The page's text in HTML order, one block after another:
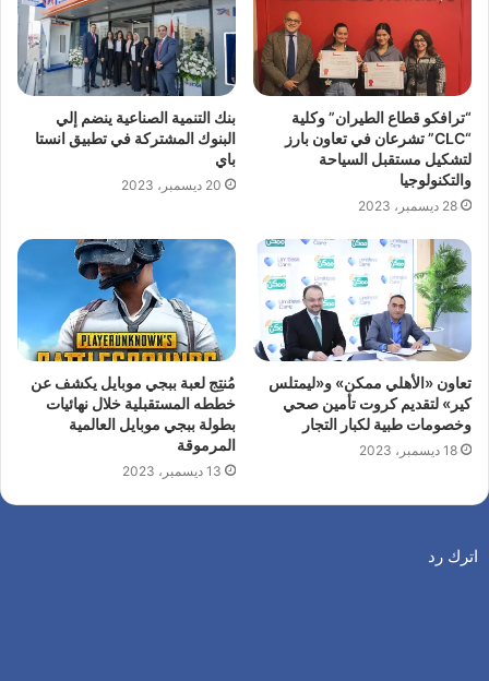
“ترافكو قطاع الطيران” وكلية
“CLC” تشرعان في تعاون بارز
لتشكيل مستقبل السياحة
والتكنولوجيا
28 ديسمبر، 2023
بنك التنمية الصناعية ينضم إلي
البنوك المشتركة في تطبيق انستا
باي
20 ديسمبر، 2023
تعاون «الأهلي ممكن» و«ليمتلس
كير» لتقديم كروت تأمين صحي
وخصومات طبية لكبار التجار
18 ديسمبر، 2023
مُنتِج لعبة ببجي موبايل يكشف عن
خططه المستقبلية خلال نهائيات
بطولة ببجي موبايل العالمية
المرموقة
13 ديسمبر، 2023
اترك رد